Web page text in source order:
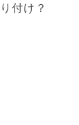
り付け？